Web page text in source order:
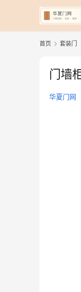
首页 套装门
门墙
华夏门网